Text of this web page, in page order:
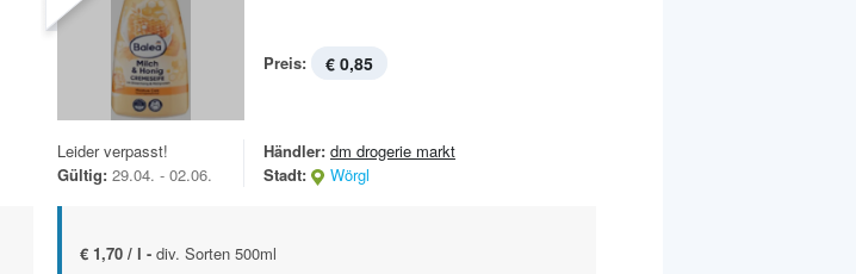
Preis: € 0,85
Leider verpasst!
Gültig: 29.04. - 02.06.
Händler: dm drogerie markt
Stadt:
Wörgl
€ 1,70 / l - div. Sorten 500ml